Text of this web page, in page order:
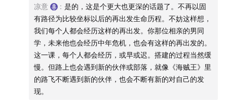
00:41:27“杠精”原来是这么来的
00:45:41慕强恐弱心理自测：它是一种消耗生命能量的防
御机制
00:52:37慕强恐弱会让我们失去什么？
01:00:30超越比较：为自己打开一扇“容纳之窗”
凉意 : 是的，这是个更大也更深的话题了。不再以固
有路径为比较坐标以后的再出发生命历程。不妨这样想，
我们每个人都会经历这样的再出发。你那位相亲的男同
学，未来他也会经历中年危机，也会有这样的再出发的。
这一课，每个人都会经历，或早或迟。搭建的过程当然缓
慢。但路上也会遇到新的伙伴或部落，就像《海贼王》里
的路飞不断遇到新的伙伴，也会不断有新的对自己的发
现。